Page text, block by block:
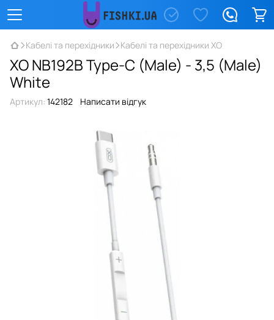
Кабелі та перехідники Кабелі та перехідники XO
XO NB192B Type-C (Male) - 3,5 (Male)
White
Артикул: 142182 Написати відгук